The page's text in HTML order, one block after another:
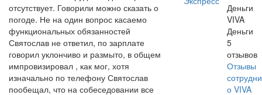
отсутствует. Говорили можно сказать о
погоде. Не на один вопрос касаемо
функциональных обязанностей
Святослав не ответил, по зарплате
говорил уклончиво и размыто, в общем
импровизировал , как мог, хотя
изначально по телефону Святослав
пообещал, что на собеседовании все
VIVA
Деньги
5
отзывов
Отзывы
о VIVA